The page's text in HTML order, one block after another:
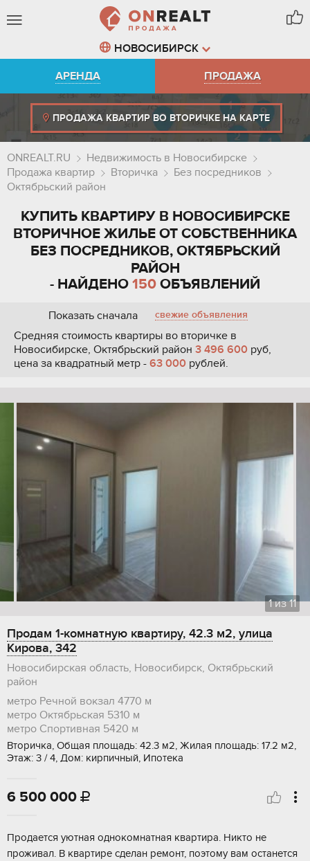
НОВОСИБИРСК
АРЕНДА
ПРОДАЖА
ПРОДАЖА КВАРТИР ВО ВТОРИЧКЕ НА КАРТЕ
ONREALT.RU
Недвижимость в Новосибирске
Продажа квартир
Вторичка
Без посредников
Октябрьский район
КУПИТЬ КВАРТИРУ В НОВОСИБИРСКЕ
ВТОРИЧНОЕ ЖИЛЬЕ ОТ СОБСТВЕННИКА
БЕЗ ПОСРЕДНИКОВ, ОКТЯБРЬСКИЙ
РАЙОН
- НАЙДЕНО 150 ОБЪЯВЛЕНИЙ
Показать сначала свежие объявления
Средняя стоимость квартиры во вторичке в
Новосибирске, Октябрьский район 3 496 600 руб,
цена за квадратный метр - 63 000 рублей.
1из11
Продам 1-комнатную квартиру, 42.3 м2, улица
Кирова, 342
Новосибирская область, Новосибирск, Октябрьский
район
метро Речной вокзал 4770 м
метро Октябрьская 5310 м
метро Спортивная 5420 м
Вторичка, Общая площадь: 42.3 м2, Жилая площадь: 17.2 м2,
Этаж: 3 / 4, Дом: кирпичный, Ипотека
6 500 000 
Продается уютная однокомнатная квартира. Никто не
проживал. В квартире сделан ремонт, поэтому вам останется